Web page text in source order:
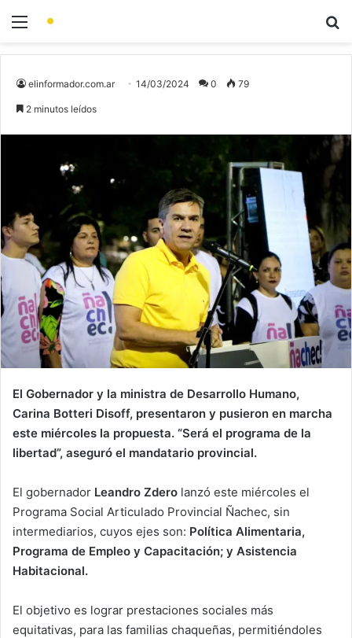
elinformador.com.ar 14/03/2024 0 79
2 minutos leídos
El Gobernador y la ministra de Desarrollo Humano,
Carina Botteri Disoff, presentaron y pusieron en marcha
este miércoles la propuesta. “Será el programa de la
libertad”, aseguró el mandatario provincial.
El gobernador Leandro Zdero lanzó este miércoles el
Programa Social Articulado Provincial Ñachec, sin
intermediarios, cuyos ejes son: Política Alimentaria,
Programa de Empleo y Capacitación; y Asistencia
Habitacional.
El objetivo es lograr prestaciones sociales más
equitativas, para las familias chaqueñas, permitiéndoles